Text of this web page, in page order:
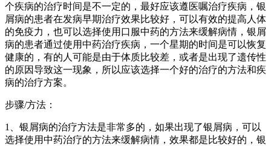
个疾病的治疗时间是不一定的，最好应该遵医嘱治疗疾病，银
屑病的患者在发病早期治疗效果比较好，可以有效的提高人体
的免疫力，也可以选择使用口服中药的方法来缓解病情，银屑
病的患者通过使用中药治疗疾病，一个星期的时间是可以恢复
健康的，有的人可能是由于体质比较差，或者是出现了遗传性
的原因导致这一现象，所以应该选择一个好的治疗的方法和疾
病的治疗方案。
步骤/方法：
1、银屑病的治疗方法是非常多的，如果出现了银屑病，可以
选择使用中药治疗的方法来缓解病情，效果都是比较好的，银